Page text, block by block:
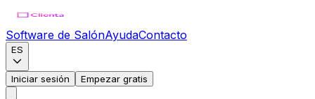
Software de SalónAyudaContacto
ES
Iniciar sesión Empezar gratis